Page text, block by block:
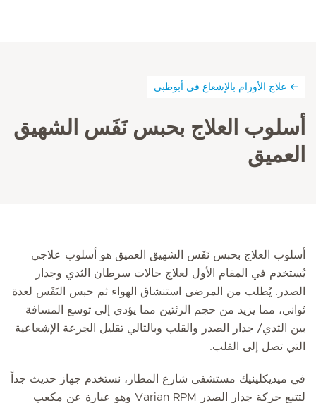
علاج الأورام بالإشعاع في أبوظبي
أسلوب العلاج بحبس نَفَس الشهيق
العميق
أسلوب العلاج بحبس نَفَس الشهيق العميق هو أسلوب علاجي
يُستخدم في المقام الأول لعلاج حالات سرطان الثدي وجدار
الصدر. يُطلب من المرضى استنشاق الهواء ثم حبس النَفَس ‏لعدة
ثواني، مما ‏يزيد من حجم الرئتين مما يؤدي إلى توسع المسافة
بين الثدي/ جدار الصدر والقلب ‏‏وبالتالي تقليل الجرعة الإشعاعية
التي تصل إلى القلب.
في ميديكلينيك مستشفى شارع المطار، نستخدم ‏‏جهاز حديث ‏جداً
لتتبع حركة جدار الصدر Varian RPM ‏وهو عبارة عن مكعب